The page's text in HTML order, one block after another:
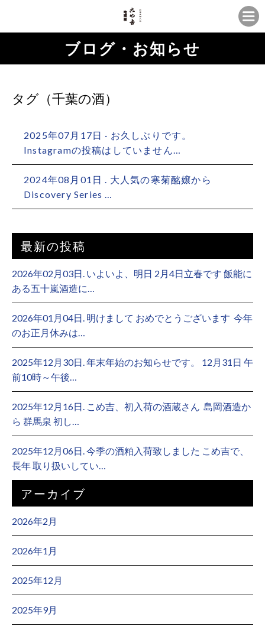
ブログ・お知らせ
タグ（千葉の酒）
2025年07月17日 · お久しぶりです。
Instagramの投稿はしていません…
2024年08月01日 . 大人気の寒菊酩嬢から
Discovery Series …
最新の投稿
2026年02月03日. いよいよ、明日 2月4日立春です 飯能に
ある五十嵐酒造に…
2026年01月04日. 明けまして おめでとうございます ⁡ 今年
のお正月休みは…
2025年12月30日. 年末年始のお知らせです。 12月31日 午
前10時～午後…
2025年12月16日. こめ吉、初入荷の酒蔵さん ⁡ 島岡酒造か
ら 群馬泉 初し…
2025年12月06日. 今季の酒粕入荷致しました こめ吉で、
長年 取り扱いしてい…
アーカイブ
2026年2月
2026年1月
2025年12月
2025年9月